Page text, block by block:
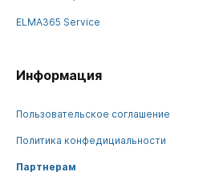
ELMA365 Service
Информация
Пользовательское соглашение
Политика конфедициальности
Партнерам